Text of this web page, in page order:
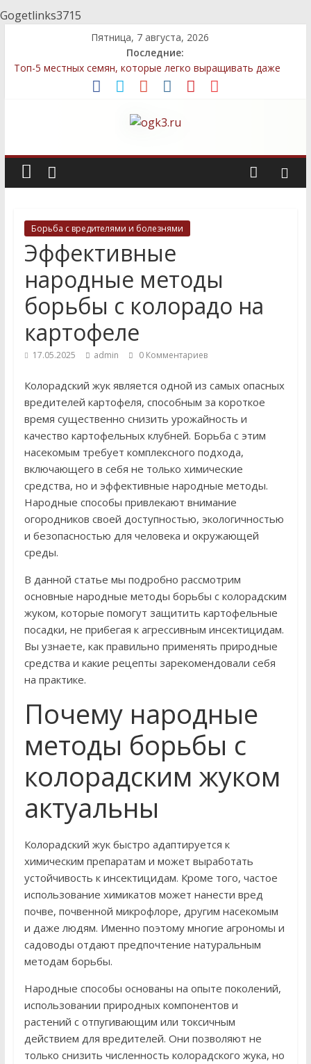
Gogetlinks3715
Пятница, 7 августа, 2026
Последние:
Топ-5 местных семян, которые легко выращивать даже
Быстрый компост: технологии, которые сэкономят ваше
Стратегии посадки деревьев и кустарников для защиты
приватности
Сравнение местных и импортных семян: преимущества и
Борьба с вредителями и болезнями
Эффективные
народные методы
борьбы с колорадо на
картофеле
17.05.2025 admin 0 Комментариев
Колорадский жук является одной из самых опасных
вредителей картофеля, способным за короткое
время существенно снизить урожайность и
качество картофельных клубней. Борьба с этим
насекомым требует комплексного подхода,
включающего в себя не только химические
средства, но и эффективные народные методы.
Народные способы привлекают внимание
огородников своей доступностью, экологичностью
и безопасностью для человека и окружающей
среды.
В данной статье мы подробно рассмотрим
основные народные методы борьбы с колорадским
жуком, которые помогут защитить картофельные
посадки, не прибегая к агрессивным инсектицидам.
Вы узнаете, как правильно применять природные
средства и какие рецепты зарекомендовали себя
на практике.
Почему народные
методы борьбы с
колорадским жуком
актуальны
Колорадский жук быстро адаптируется к
химическим препаратам и может выработать
устойчивость к инсектицидам. Кроме того, частое
использование химикатов может нанести вред
почве, почвенной микрофлоре, другим насекомым
и даже людям. Именно поэтому многие агрономы и
садоводы отдают предпочтение натуральным
методам борьбы.
Народные способы основаны на опыте поколений,
использовании природных компонентов и
растений с отпугивающим или токсичным
действием для вредителей. Они позволяют не
только снизить численность колорадского жука, но